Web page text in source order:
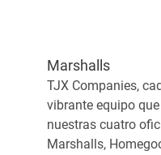
Marshalls
TJX Companies,
vibrante equipo
nuestras cuatro
Marshalls,